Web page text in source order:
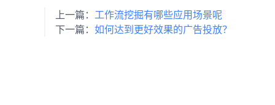
上一篇： 工作流挖掘有哪些应用场景呢
下一篇： 如何达到更好效果的广告投放？